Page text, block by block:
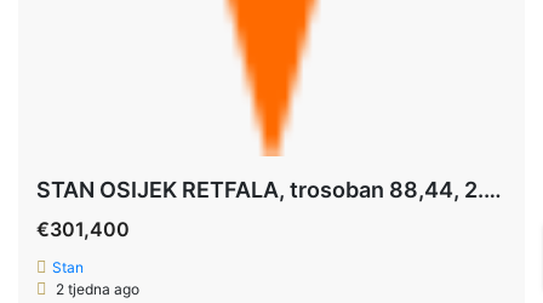
STAN OSIJEK RETFALA, trosoban 88,44, 2.kat
€301,400
Stan
2 tjedna ago